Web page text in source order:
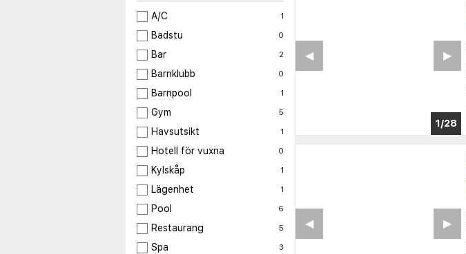
A/C 1
Badstu 0
Bar 2
Barnklubb 0
Barnpool 1
Gym 5
Havsutsikt 1
Hotell för vuxna 0
Kylskåp 1
Lägenhet 1
Pool 6
Restaurang 5
Spa 3
1/18
▶︎
◀︎
▶︎
◀︎